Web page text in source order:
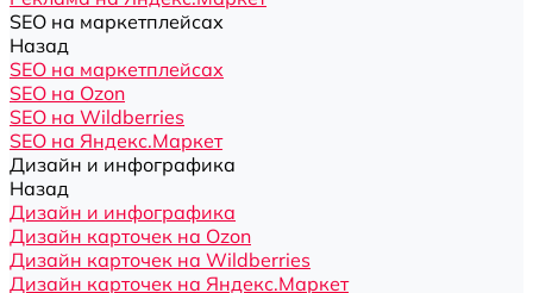
SEO на маркетплейсах
Назад
SEO на маркетплейсах
SEO на Ozon
SEO на Wildberries
SEO на Яндекс.Маркет
Дизайн и инфографика
Назад
Дизайн и инфографика
Дизайн карточек на Ozon
Дизайн карточек на Wildberries
Дизайн карточек на Яндекс.Маркет